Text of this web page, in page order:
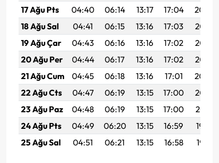
17 Ağu Pts
04:40 06:14 13:17 17:04
20:09
18 Ağu Sal
04:41 06:15 13:16 17:03
20:08
19 Ağu Çar
04:43 06:16 13:16 17:02
20:07
20 Ağu Per
04:44 06:17 13:16 17:02
20:05
21 Ağu Cum
04:45 06:18 13:16 17:01
20:04
22 Ağu Cts
04:47 06:19 13:15 17:00
20:02
23 Ağu Paz
04:48 06:19 13:15 17:00
20:01
24 Ağu Pts
04:49 06:20 13:15 16:59
19:59
25 Ağu Sal
04:51 06:21 13:15 16:58 19:58